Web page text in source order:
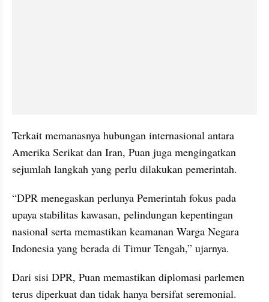
Terkait memanasnya hubungan internasional antara
Amerika Serikat dan Iran, Puan juga mengingatkan
sejumlah langkah yang perlu dilakukan pemerintah.
“DPR menegaskan perlunya Pemerintah fokus pada
upaya stabilitas kawasan, pelindungan kepentingan
nasional serta memastikan keamanan Warga Negara
Indonesia yang berada di Timur Tengah,” ujarnya.
Dari sisi DPR, Puan memastikan diplomasi parlemen
terus diperkuat dan tidak hanya bersifat seremonial.